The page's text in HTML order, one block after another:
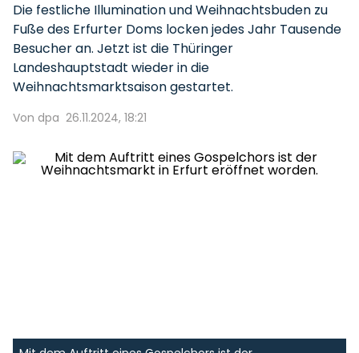
Die festliche Illumination und Weihnachtsbuden zu
Fuße des Erfurter Doms locken jedes Jahr Tausende
Besucher an. Jetzt ist die Thüringer
Landeshauptstadt wieder in die
Weihnachtsmarktsaison gestartet.
Von dpa 26.11.2024, 18:21